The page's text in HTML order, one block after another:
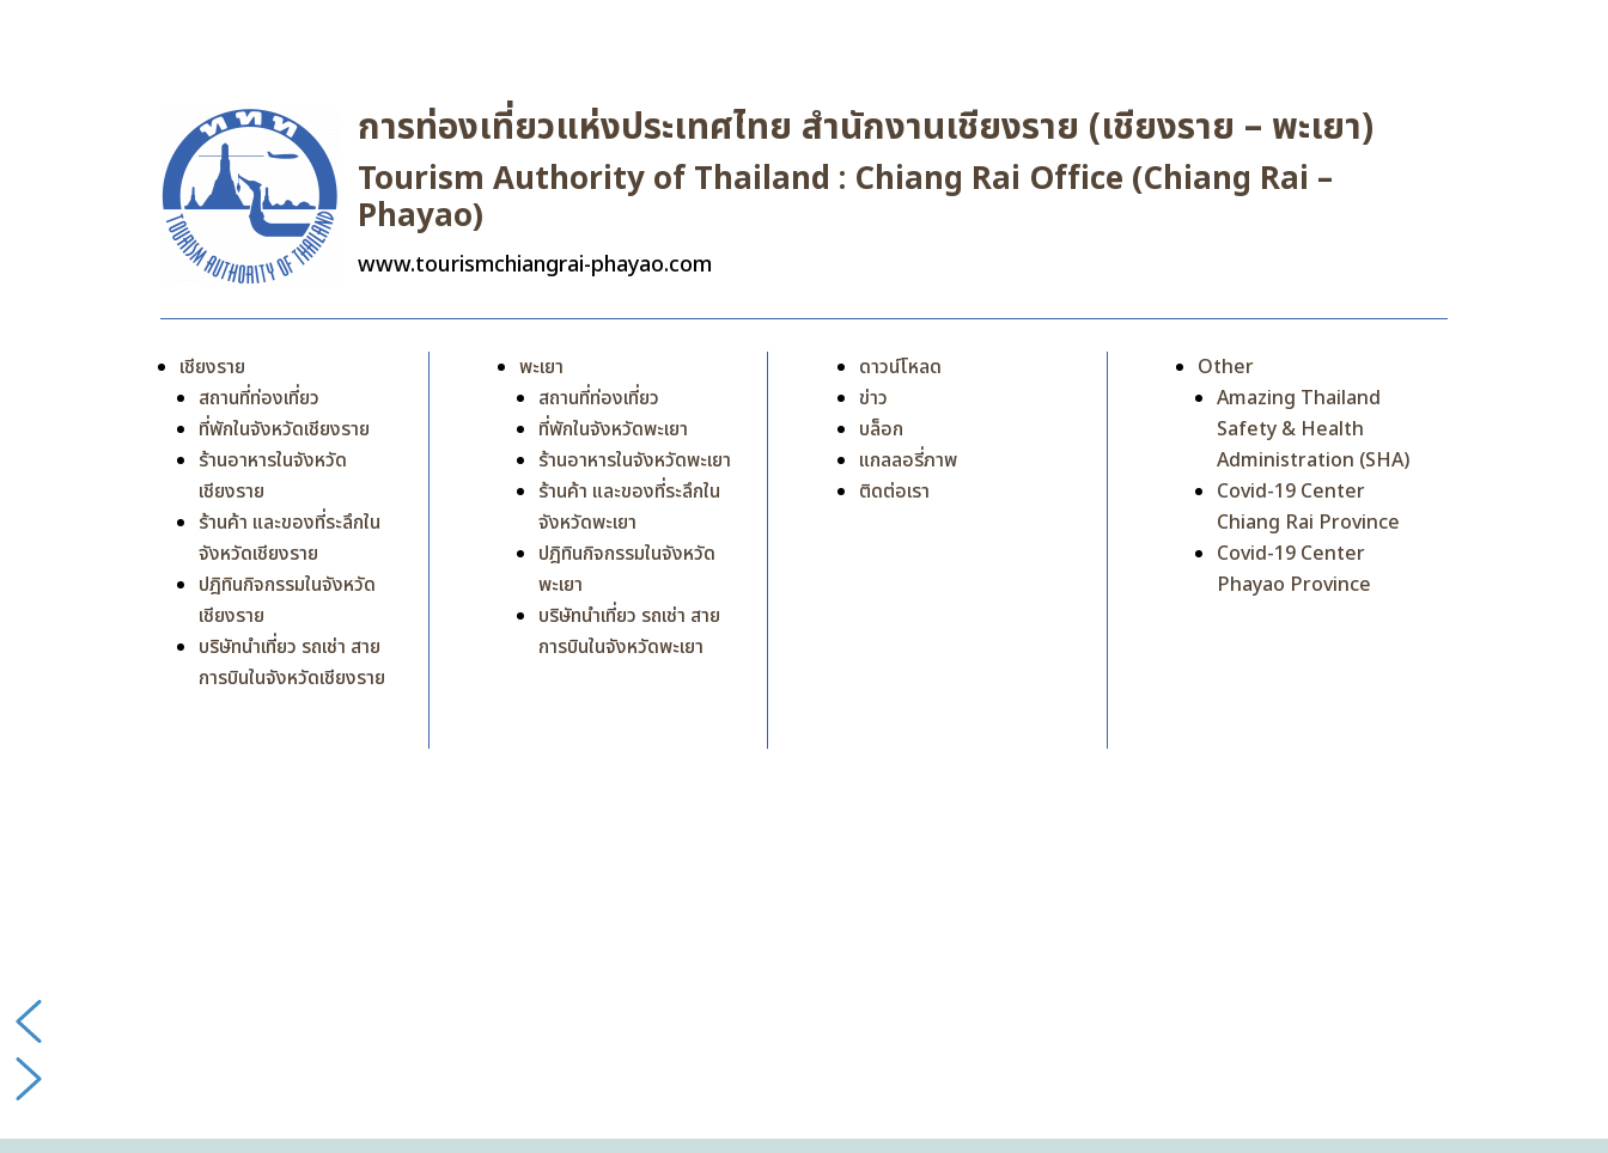
การท่องเที่ยวแห่งประเทศไทย สำนักงานเชียงราย (เชียงราย – พะเยา)
Tourism Authority of Thailand : Chiang Rai Office (Chiang Rai –
Phayao)
www.tourismchiangrai-phayao.com
เชียงราย
สถานที่ท่องเที่ยว
ที่พักในจังหวัดเชียงราย
ร้านอาหารในจังหวัด
เชียงราย
ร้านค้า และของที่ระลึกใน
จังหวัดเชียงราย
ปฎิทินกิจกรรมในจังหวัด
เชียงราย
บริษัทนำเที่ยว รถเช่า สาย
การบินในจังหวัดเชียงราย
พะเยา
สถานที่ท่องเที่ยว
ที่พักในจังหวัดพะเยา
ร้านอาหารในจังหวัดพะเยา
ร้านค้า และของที่ระลึกใน
จังหวัดพะเยา
ปฎิทินกิจกรรมในจังหวัด
พะเยา
บริษัทนำเที่ยว รถเช่า สาย
การบินในจังหวัดพะเยา
ดาวน์โหลด
ข่าว
บล็อก
แกลลอรี่ภาพ
ติดต่อเรา
Other
Amazing Thailand
Safety & Health
Administration (SHA)
Covid-19 Center
Chiang Rai Province
Covid-19 Center
Phayao Province